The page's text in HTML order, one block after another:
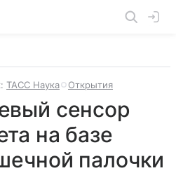
ТАСС Наука Открытия
сенсор
на базе
палочки